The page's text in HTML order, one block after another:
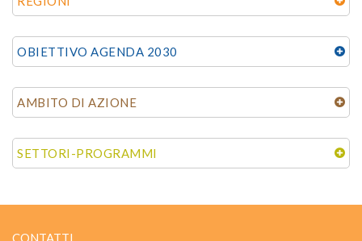
OBIETTIVO AGENDA 2030
AMBITO DI AZIONE
SETTORI-PROGRAMMI
CONTATTI